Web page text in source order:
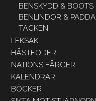
BENSKYDD & BOOTS
BENLINDOR &
TÄCKEN
LEKSAK
HÄSTFODER
NATIONS FÄRGER
KALENDRAR
BÖCKER